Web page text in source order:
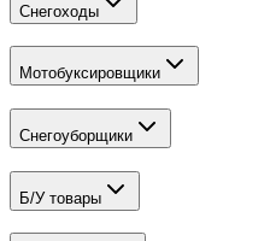
Снегоходы
Мотобуксировщики
Снегоуборщики
Б/У товары